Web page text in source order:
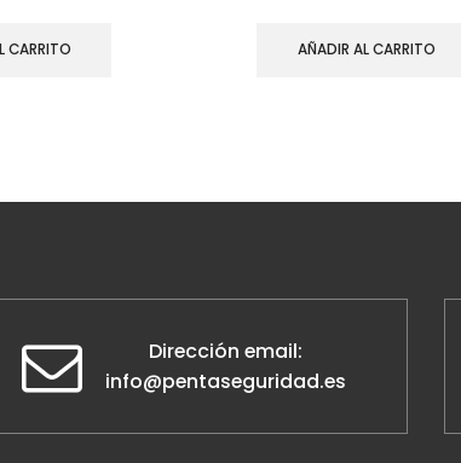
CARRITO AÑADIR AL CARRITO
Dirección email:
info@pentaseguridad.es